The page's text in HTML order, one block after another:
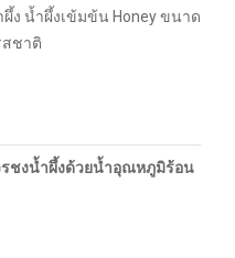
ง น้ำผึ้งเข้มข้น Honey ขนาด
สชาติ
รชงน้ำผึ้งด้วยน้ำอุณหภูมิร้อน